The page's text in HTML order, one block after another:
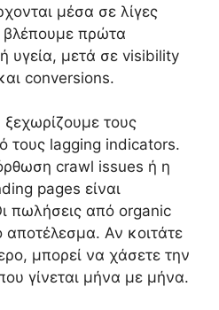
μέσα σε λίγες
πρώτα
υγεία, μετά σε visibility
conversions.
ξεχωρίζουμε τους
τους lagging indicators.
crawl issues ή η
pages είναι
πωλήσεις από organic
αποτέλεσμα. Αν κοιτάτε
μπορεί να χάσετε την
γίνεται μήνα με μήνα.